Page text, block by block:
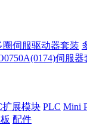
圈伺服驱动器套装
伺服器
扩展模块 PLC Mini
配件